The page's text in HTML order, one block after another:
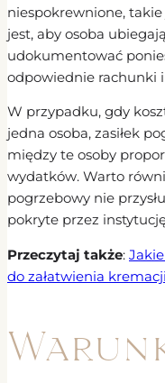
niespokrewnione,
jest, aby osoba
udokumentować
odpowiednie rachunki
W przypadku, gdy
jedna osoba, zasiłek
między te osoby
wydatków. Warto
pogrzebowy nie
pokryte przez
Przeczytaj także:
do załatwienia